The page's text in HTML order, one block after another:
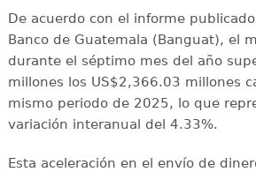
De acuerdo con el informe
Banco de Guatemala (Banguat), el
durante el séptimo mes del año
millones los US$2,366.03 millones
mismo periodo de 2025, lo que
variación interanual del 4.33%.
Esta aceleración en el envío de